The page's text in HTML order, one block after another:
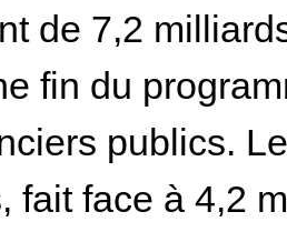
de 7,2
fin du
publics.
fait face à 4,2